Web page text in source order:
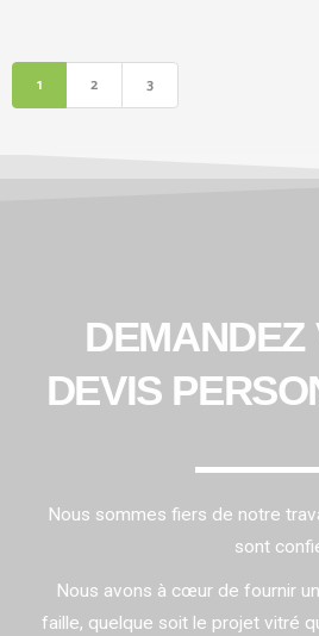
1 2 3
DEMANDEZ
DEVIS
Nous sommes fiers de notre
sont
Nous avons à cœur de fournir
faille, quelque soit le projet vitré